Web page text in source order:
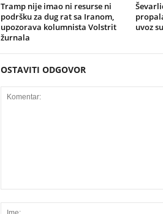
Tramp nije imao ni resurse ni
podršku za dug rat sa Iranom,
upozorava kolumnista Volstrit
žurnala
uvoz
OSTAVITI ODGOVOR